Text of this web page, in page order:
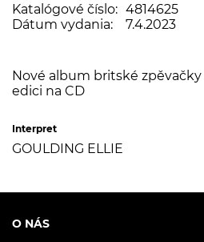
Katalógové číslo: 4814625
Dátum vydania:
7.4.2023
Nové album britské
edici na CD
Interpret
GOULDING ELLIE
O NÁS